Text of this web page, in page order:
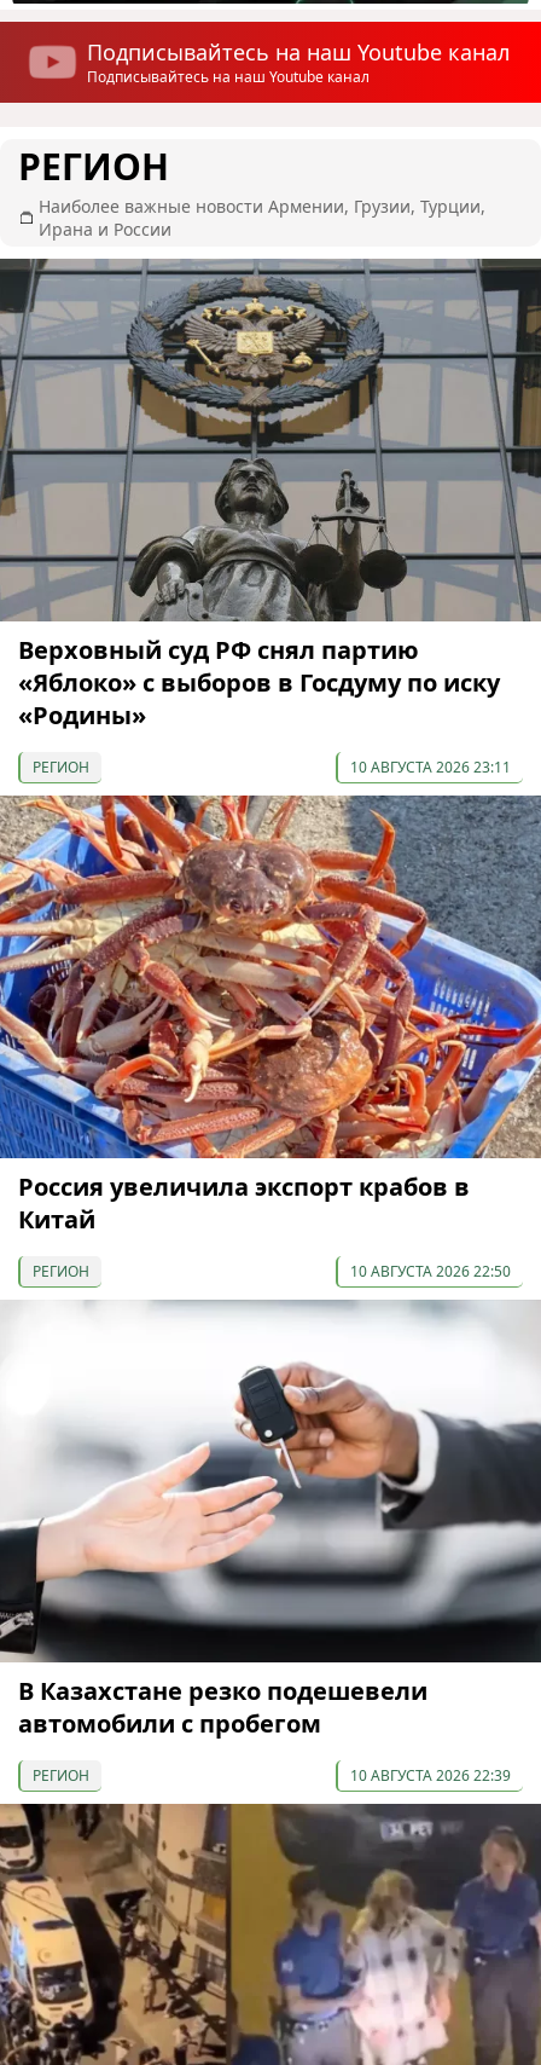
Подписывайтесь на наш Youtube канал
Подписывайтесь на наш Youtube канал
РЕГИОН
Наиболее важные новости Армении, Грузии, Турции,
Ирана и России
Верховный суд РФ снял партию
«Яблоко» с выборов в Госдуму по иску
«Родины»
РЕГИОН 10 АВГУСТА 2026 23:11
Россия увеличила экспорт крабов в
Китай
РЕГИОН 10 АВГУСТА 2026 22:50
В Казахстане резко подешевели
автомобили с пробегом
РЕГИОН 10 АВГУСТА 2026 22:39